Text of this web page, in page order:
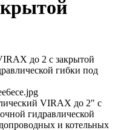
до 2 с закрытой
гибки под
VIRAX до 2" с
гидравлической
и котельных